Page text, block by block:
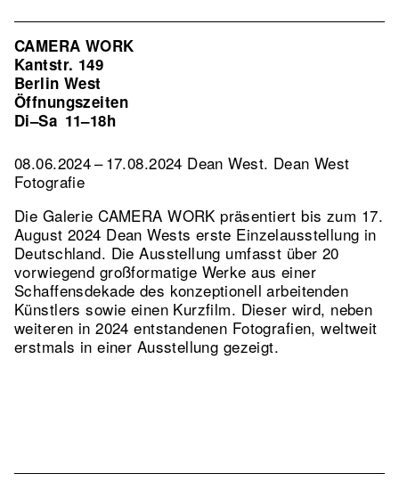
CAMERA WORK
Kantstr. 149
Berlin West
Öffnungszeiten
Di–Sa 11–18h
08.06.2024 – 17.08.2024 Dean West. Dean West
Fotografie
Die Galerie CAMERA WORK präsentiert bis zum 17.
August 2024 Dean Wests erste Einzelausstellung in
Deutschland. Die Ausstellung umfasst über 20
vorwiegend großformatige Werke aus einer
Schaffensdekade des konzeptionell arbeitenden
Künstlers sowie einen Kurzfilm. Dieser wird, neben
weiteren in 2024 entstandenen Fotografien, weltweit
erstmals in einer Ausstellung gezeigt.